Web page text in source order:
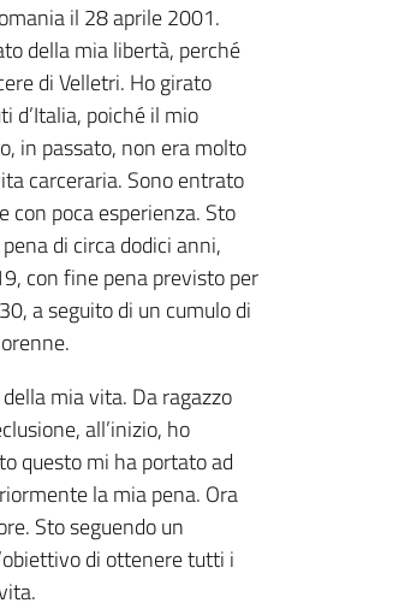
il 28 aprile 2001.
della mia libertà, perché
di Velletri. Ho girato
d’Italia, poiché il mio
in passato, non era molto
carceraria. Sono entrato
con poca esperienza. Sto
di circa dodici anni,
con fine pena previsto per
a seguito di un cumulo di
mia vita. Da ragazzo
all’inizio, ho
questo mi ha portato ad
la mia pena. Ora
Sto seguendo un
di ottenere tutti i